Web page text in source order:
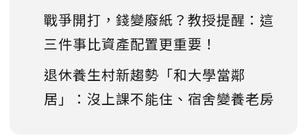
戰爭開打，錢變廢紙？教授提醒：這
三件事比資產配置更重要！
退休養生村新趨勢「和大學當鄰
居」：沒上課不能住、宿舍變養老房